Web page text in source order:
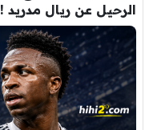
الرحيل عن ريال مدريد !